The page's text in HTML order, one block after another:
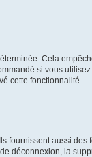
Cela
si vous
cette fonctionnalité.
fournissent aussi
déconnexion, la